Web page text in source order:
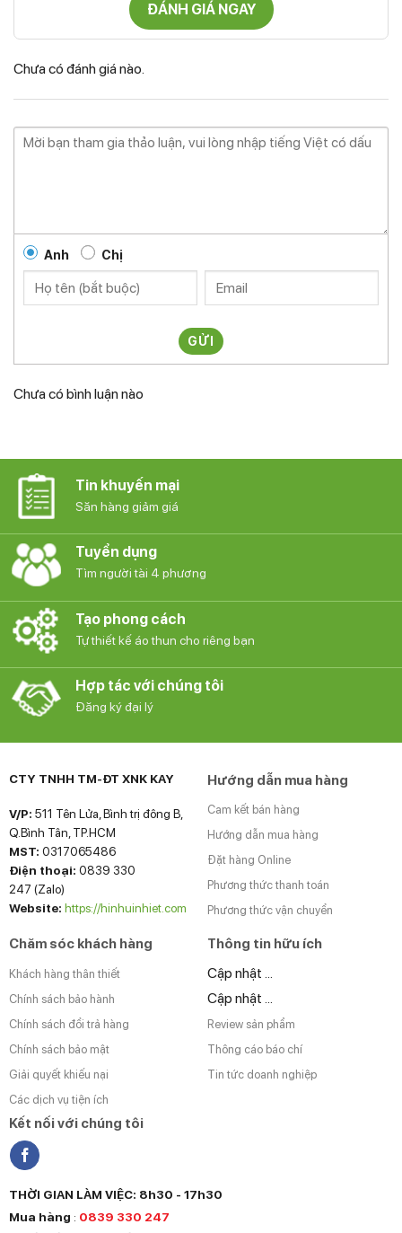
ĐÁNH GIÁ NGAY
Chưa có đánh giá nào.
Anh Chị
GỬI
Chưa có bình luận nào
Tin khuyến mại
Săn hàng giảm giá
Tuyển dụng
Tìm người tài 4 phương
Tạo phong cách
Tự thiết kế áo thun cho riêng bạn
Hợp tác với chúng tôi
Đăng ký đại lý
CTY TNHH TM-ĐT XNK KAY
V/P: 511 Tên Lửa, Bình trị đông B,
Q.Bình Tân, TP.HCM
MST: 0317065486
Điện thoại: 0839 330
247 (Zalo)
Website: https://hinhuinhiet.com
Hướng dẫn mua hàng
Cam kết bán hàng
Hướng dẫn mua hàng
Đặt hàng Online
Phương thức thanh toán
Phương thức vận chuyển
Chăm sóc khách hàng
Khách hàng thân thiết
Chính sách bảo hành
Chính sách đổi trả hàng
Chính sách bảo mật
Giải quyết khiếu nại
Các dịch vụ tiện ích
Thông tin hữu ích
Cập nhật ...
Cập nhật ...
Review sản phẩm
Thông cáo báo chí
Tin tức doanh nghiệp
Kết nối với chúng tôi
THỜI GIAN LÀM VIỆC: 8h30 - 17h30
Mua hàng : 0839 330 247